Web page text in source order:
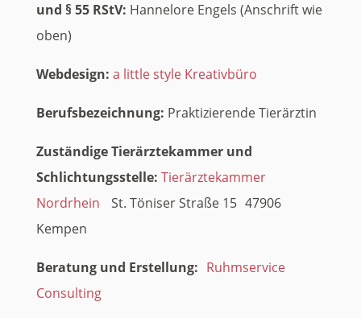
und § 55 RStV: Hannelore Engels (Anschrift wie
oben)
Webdesign: a little style Kreativbüro
Berufsbezeichnung: Praktizierende Tierärztin
Zuständige Tierärztekammer und
Schlichtungsstelle: Tierärztekammer
Nordrhein St. Töniser Straße 15 47906
Kempen
Beratung und Erstellung: Ruhmservice
Consulting